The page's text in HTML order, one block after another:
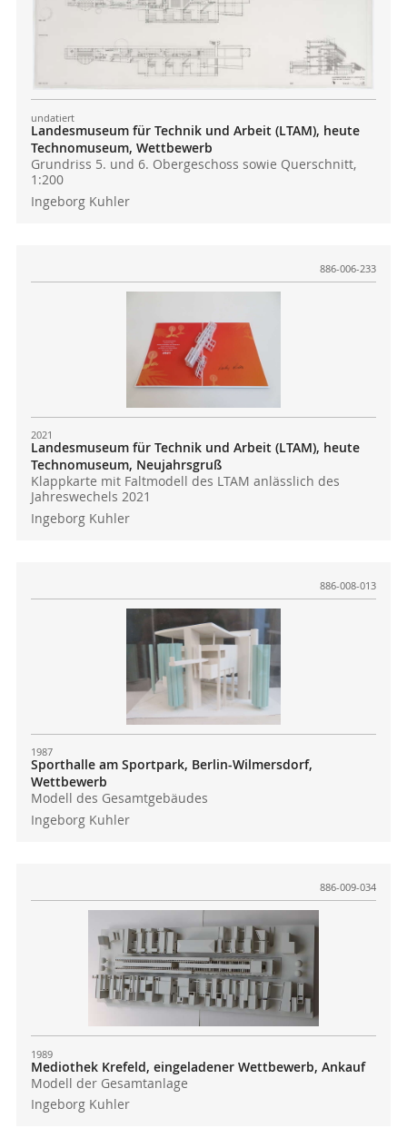
undatiert
Landesmuseum für Technik und Arbeit (LTAM), heute
Technomuseum, Wettbewerb
Grundriss 5. und 6. Obergeschoss sowie Querschnitt,
1:200
Ingeborg Kuhler
886-006-233
2021
Landesmuseum für Technik und Arbeit (LTAM), heute
Technomuseum, Neujahrsgruß
Klappkarte mit Faltmodell des LTAM anlässlich des
Jahreswechels 2021
Ingeborg Kuhler
886-008-013
1987
Sporthalle am Sportpark, Berlin-Wilmersdorf,
Wettbewerb
Modell des Gesamtgebäudes
Ingeborg Kuhler
886-009-034
1989
Mediothek Krefeld, eingeladener Wettbewerb, Ankauf
Modell der Gesamtanlage
Ingeborg Kuhler